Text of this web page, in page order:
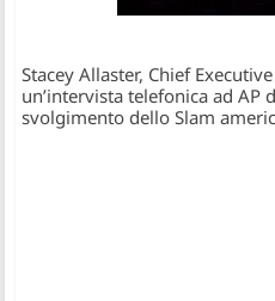
Stacey Allaster, Chief
un’intervista telefonica ad AP
svolgimento dello Slam